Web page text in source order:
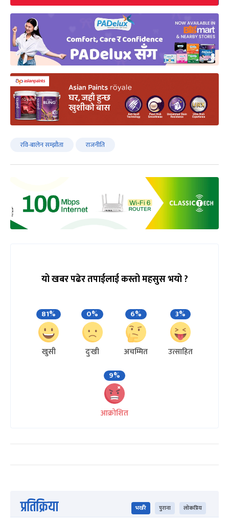
रवि-बालेन सम्झौता राजनीति
यो खबर पढेर तपाईलाई कस्तो महसुस भयो ?
81%
खुसी
0%
दुःखी
6%
अचम्मित
3%
उत्साहित
9%
आक्रोशित
प्रतिक्रिया भर्खरै पुराना लोकप्रिय